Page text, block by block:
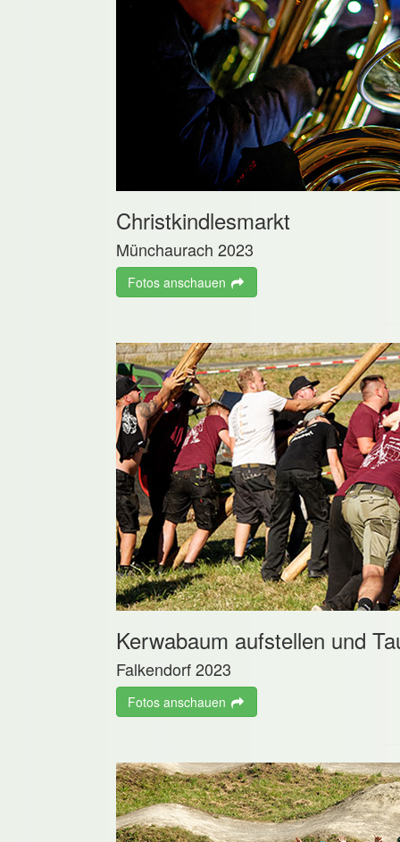
Christkindlesmarkt
Münchaurach 2023
Fotos anschauen
Kerwabaum aufstellen und
Falkendorf 2023
Fotos anschauen